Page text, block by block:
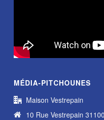
MÉDIA-PITCHOUNES
Maison Vestrepain
10 Rue Vestrepain